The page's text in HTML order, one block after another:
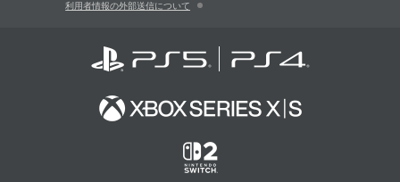
利用者情報の外部送信について